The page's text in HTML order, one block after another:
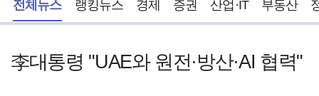
전체뉴스 랭킹뉴스 경제 증권 산업·IT 부동산
李대통령 "UAE와 원전·방산·AI 협력"